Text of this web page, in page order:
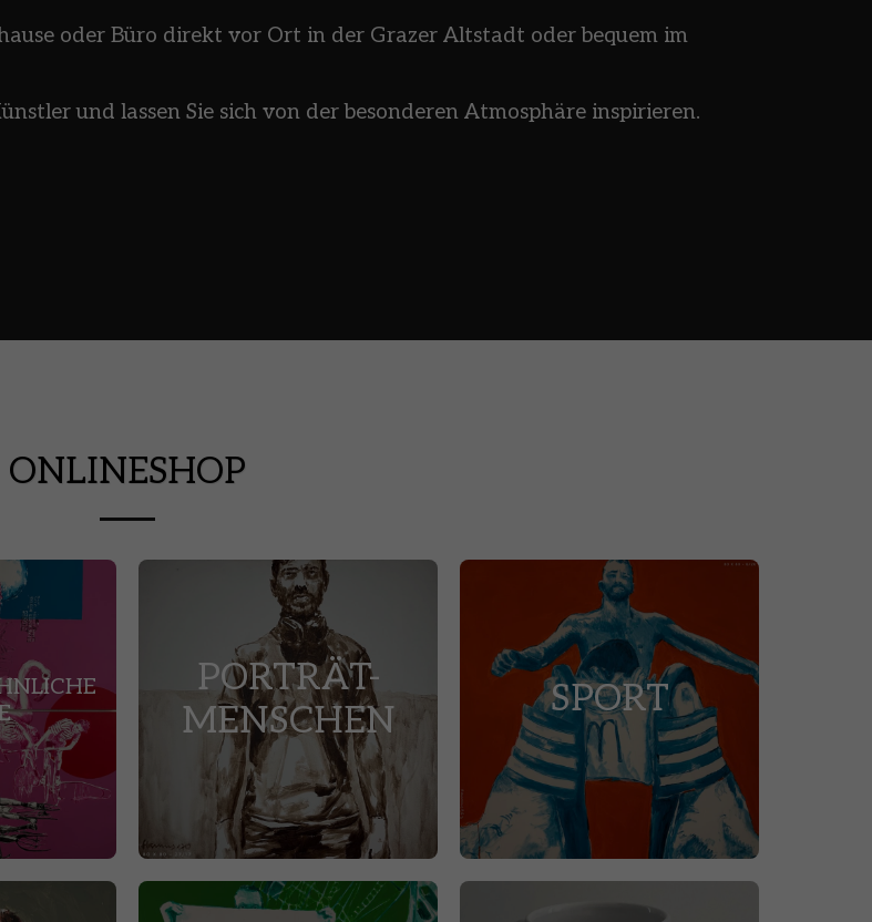
oder Büro direkt vor Ort in der Grazer Altstadt oder bequem im
und lassen Sie sich von der besonderen Atmosphäre inspirieren.
ONLINESHOP
PORTRÄT-
MENSCHEN
SPORT